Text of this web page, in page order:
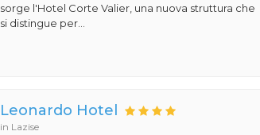
sorge l'Hotel Corte Valier, una nuova struttura che
si distingue per...
Leonardo Hotel
in Lazise